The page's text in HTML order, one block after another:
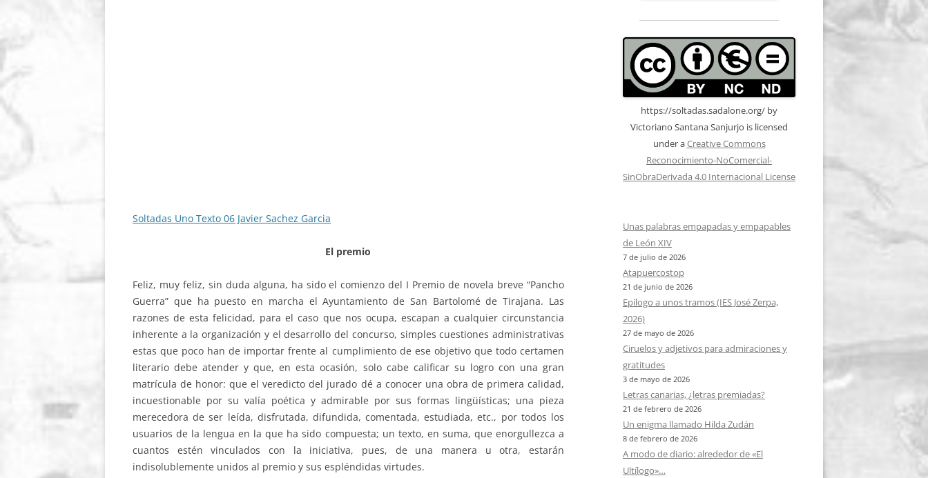
Soltadas Uno Texto 06 Javier Sachez Garcia
El premio
Feliz, muy feliz, sin duda alguna, ha sido el comienzo del I Premio de novela breve “Pancho
Guerra” que ha puesto en marcha el Ayuntamiento de San Bartolomé de Tirajana. Las
razones de esta felicidad, para el caso que nos ocupa, escapan a cualquier circunstancia
inherente a la organización y el desarrollo del concurso, simples cuestiones administrativas
estas que poco han de importar frente al cumplimiento de ese objetivo que todo certamen
literario debe atender y que, en esta ocasión, solo cabe calificar su logro con una gran
matrícula de honor: que el veredicto del jurado dé a conocer una obra de primera calidad,
incuestionable por su valía poética y admirable por sus formas lingüísticas; una pieza
merecedora de ser leída, disfrutada, difundida, comentada, estudiada, etc., por todos los
usuarios de la lengua en la que ha sido compuesta; un texto, en suma, que enorgullezca a
cuantos estén vinculados con la iniciativa, pues, de una manera u otra, estarán
indisolublemente unidos al premio y sus espléndidas virtudes.
https://soltadas.sadalone.org/ by
Victoriano Santana Sanjurjo is licensed
under aCreative Commons
Reconocimiento-NoComercial-
SinObraDerivada 4.0 Internacional License
Unas palabras empapadas y empapables
de León XIV
7 de julio de 2026
Atapuercostop
21 de junio de 2026
Epílogo a unos tramos (IES José Zerpa,
2026)
27 de mayo de 2026
Ciruelos y adjetivos para admiraciones y
gratitudes
3 de mayo de 2026
Letras canarias, ¿letras premiadas?
21 de febrero de 2026
Un enigma llamado Hilda Zudán
8 de febrero de 2026
A modo de diario: alrededor de «El
Ultílogo»…